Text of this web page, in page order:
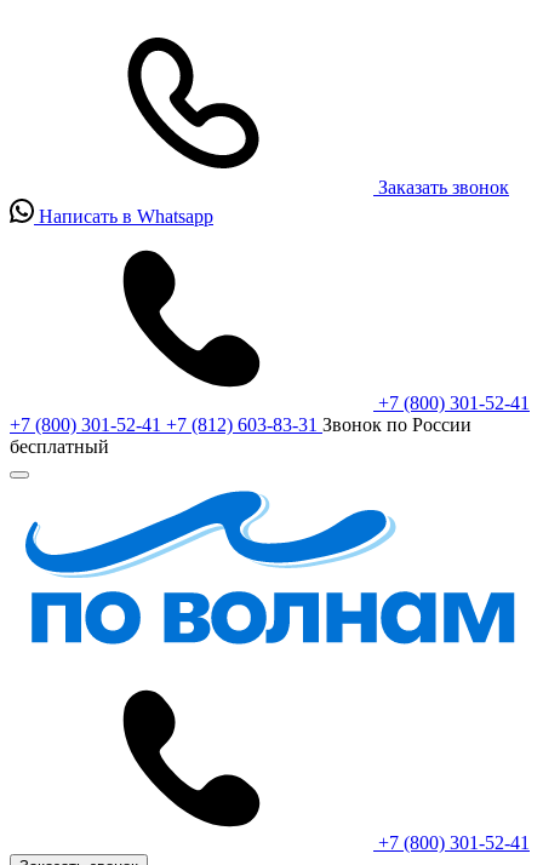
Заказать звонок
Написать в Whatsapp
+7 (800) 301-52-41
+7 (800) 301-52-41 +7 (812) 603-83-31 Звонок по России
бесплатный
+7 (800) 301-52-41